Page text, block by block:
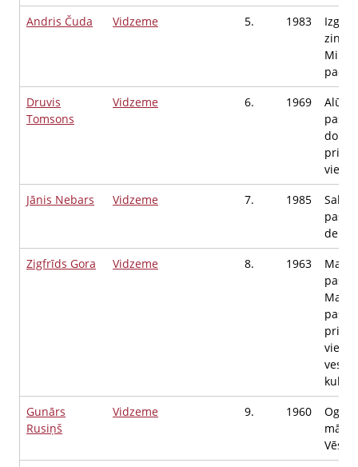
Andris Čuda
Vidzeme 5. 1983
Druvis
Tomsons
Vidzeme 6. 1969
Jānis Nebars
Vidzeme 7. 1985
Zigfrīds Gora
Vidzeme 8. 1963
Gunārs
Rusiņš
Vidzeme 9. 1960